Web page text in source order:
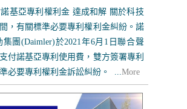
基亞專利權利金 達成和解 關於科技
，有關標準必要專利權利金糾紛。諾
團(Daimler)於2021年6月1日聯合聲
付諾基亞專利使用費，雙方簽署專利
必要專利權利金訴訟糾紛。 ...More